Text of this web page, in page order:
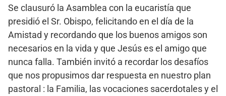
Se clausuró la Asamblea con la eucaristía que
presidió el Sr. Obispo, felicitando en el día de la
Amistad y recordando que los buenos amigos son
necesarios en la vida y que Jesús es el amigo que
nunca falla. También invitó a recordar los desafíos
que nos propusimos dar respuesta en nuestro plan
pastoral : la Familia, las vocaciones sacerdotales y el